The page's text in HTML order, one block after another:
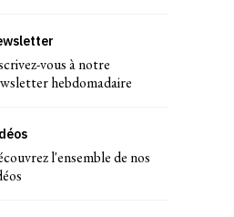
vous à notre
hebdomadaire
l'ensemble de nos